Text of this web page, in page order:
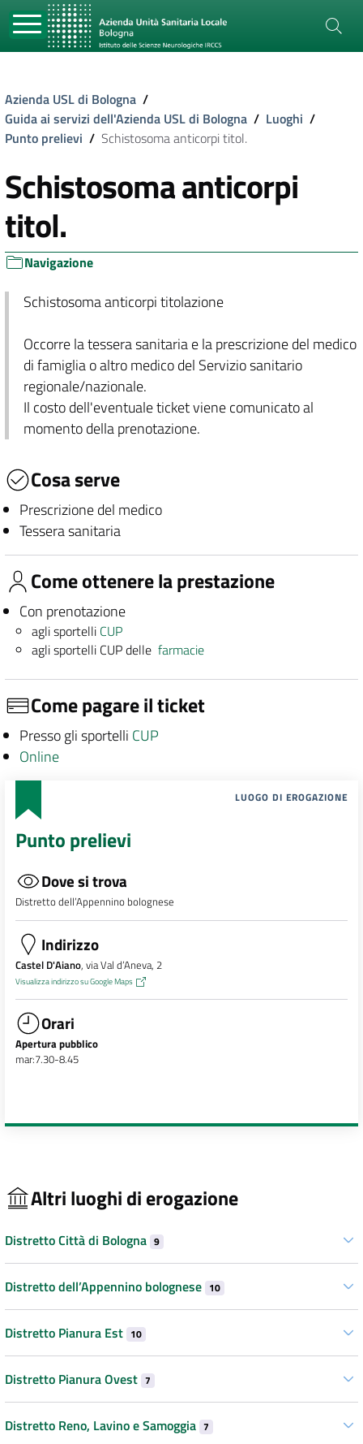
Azienda USL di Bologna /
Guida ai servizi dell'Azienda USL di Bologna / Luoghi /
Punto prelievi / Schistosoma anticorpi titol.
Schistosoma anticorpi
titol.
Navigazione
Schistosoma anticorpi titolazione
Occorre la tessera sanitaria e la prescrizione del medico
di famiglia o altro medico del Servizio sanitario
regionale/nazionale.
Il costo dell'eventuale ticket viene comunicato al
momento della prenotazione.
Cosa serve
Prescrizione del medico
Tessera sanitaria
Come ottenere la prestazione
Con prenotazione
agli sportelli CUP
agli sportelli CUP dellefarmacie
Come pagare il ticket
Presso gli sportelli CUP
Online
LUOGO DI EROGAZIONE
Punto prelievi
Dove si trova
Distretto dell’Appennino bolognese
Indirizzo
Castel D'Aiano, via Val d’Aneva, 2
Visualizza indirizzo su Google Maps
Orari
Apertura pubblico
mar:7.30-8.45
Altri luoghi di erogazione
Distretto Città di Bologna 9
Distretto dell’Appennino bolognese 10
Distretto Pianura Est 10
Distretto Pianura Ovest 7
Distretto Reno, Lavino e Samoggia 7